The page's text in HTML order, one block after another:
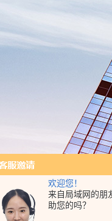
欢迎您！
来自局域网的朋
助您的吗？